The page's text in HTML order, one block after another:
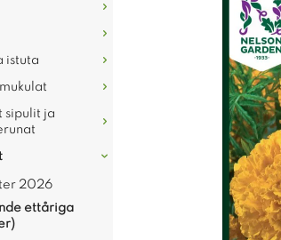
istuta
sipulit ja
2026
ettåriga